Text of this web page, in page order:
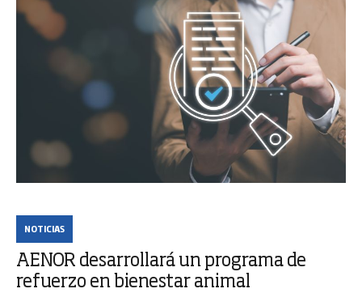
NOTICIAS
AENOR desarrollará un programa de
refuerzo en bienestar animal